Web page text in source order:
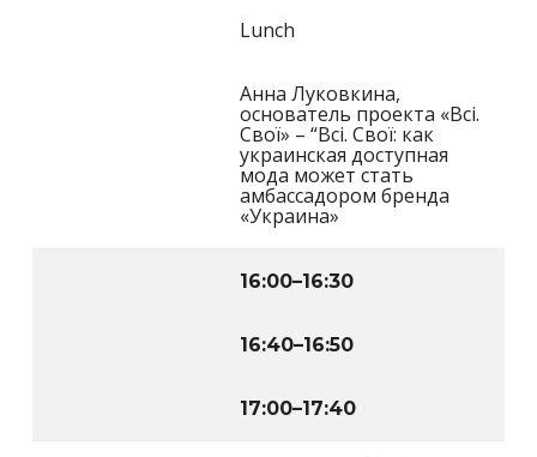
Lunch
Анна Луковкина,
основатель проекта «Всі.
Свої» – “Всі. Свої: как
украинская доступная
мода может стать
амбассадором бренда
«Украина»
16:00–16:30
16:40–16:50
17:00–17:40